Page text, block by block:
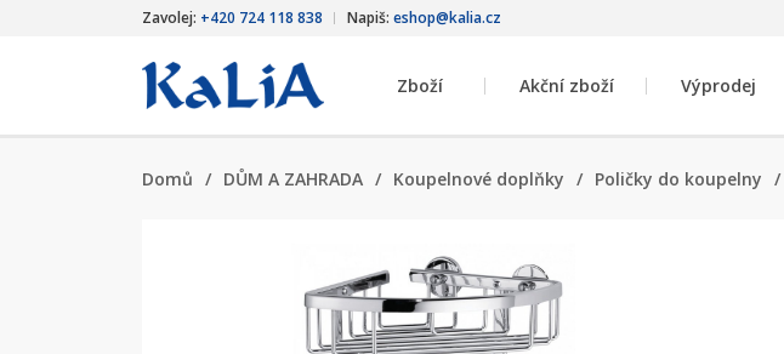
Zavolej: +420 724 118 838 Napiš: eshop@kalia.cz
Zboží Akční zboží Výprodej
Domů / DŮM A ZAHRADA / Koupelnové doplňky / Poličky do koupelny /